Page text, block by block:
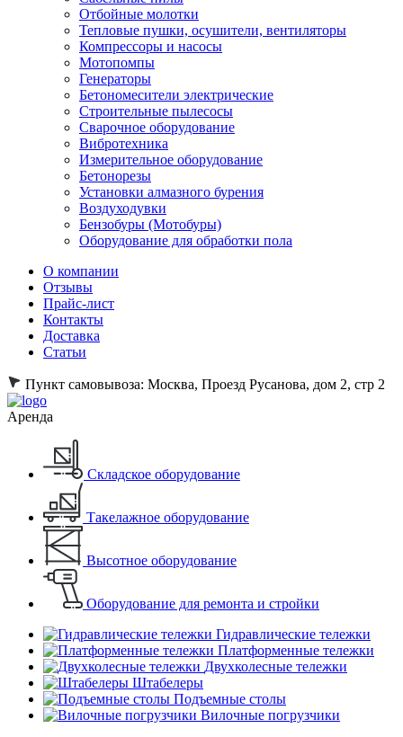
Отбойные молотки
Тепловые пушки, осушители, вентиляторы
Компрессоры и насосы
Мотопомпы
Генераторы
Бетономесители электрические
Строительные пылесосы
Сварочное оборудование
Вибротехника
Измерительное оборудование
Бетонорезы
Установки алмазного бурения
Воздуходувки
Бензобуры (Мотобуры)
Оборудование для обработки пола
О компании
Отзывы
Прайс-лист
Контакты
Доставка
Статьи
Пункт самовывоза: Москва, Проезд Русанова, дом 2, стр 2
Аренда
Складское оборудование
Такелажное оборудование
Высотное оборудование
Оборудование для ремонта и стройки
Гидравлические тележки
Платформенные тележки
Двухколесные тележки
Штабелеры
Подъемные столы
Вилочные погрузчики